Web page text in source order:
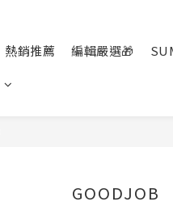
熱銷推薦 編輯嚴選🎁
GOODJOB